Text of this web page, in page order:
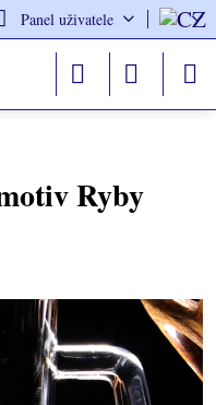
Panel uživatele
Ryby